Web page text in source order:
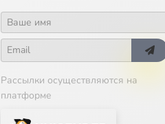
Рассылки осуществляются на
платформе